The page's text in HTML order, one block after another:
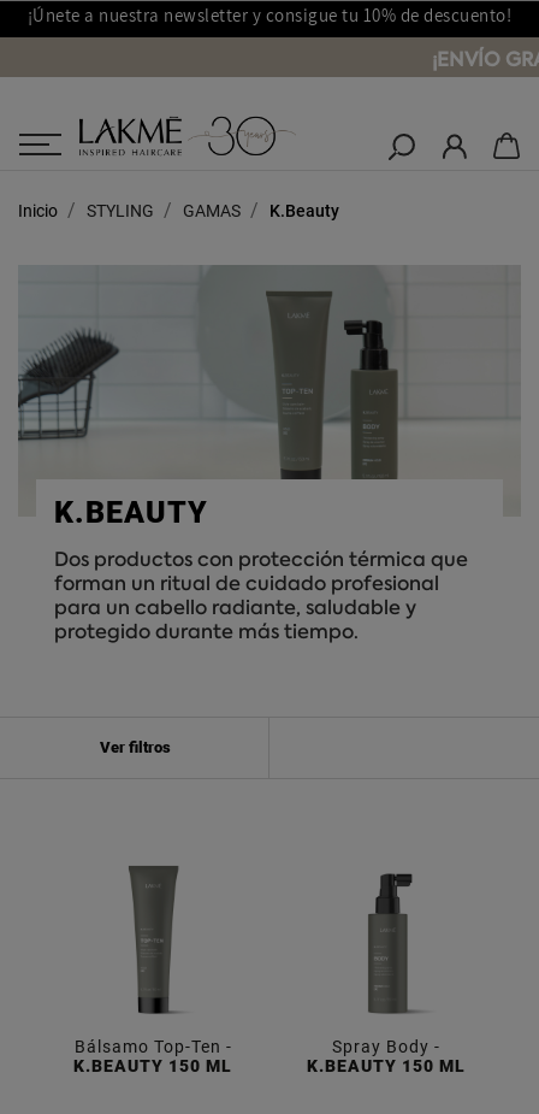
¡Únete a nuestra newsletter y consigue tu 10% de descuento!
¡ENVÍO
Salones Lakmé
Inicio STYLING GAMAS K.Beauty
K.BEAUTY
Dos productos con protección térmica que
forman un ritual de cuidado profesional
para un cabello radiante, saludable y
protegido durante más tiempo.
Ver filtros
Bálsamo Top-Ten -
K.BEAUTY 150 ML
Spray Body -
K.BEAUTY 150 ML